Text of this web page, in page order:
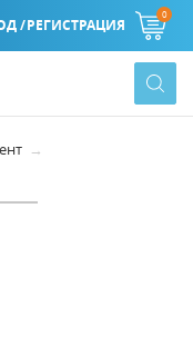
/РЕГИСТРАЦИЯ
0